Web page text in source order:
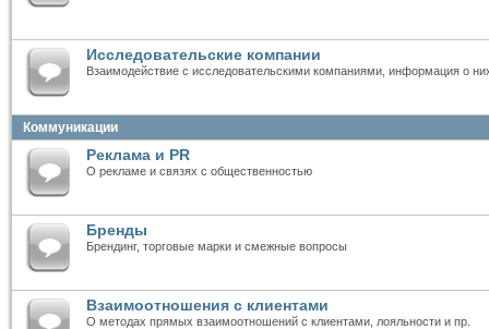
Исследовательские компании
Взаимодействие с исследовательскими компаниями, информация о
Коммуникации
Реклама и PR
О рекламе и связях с общественностью
Бренды
Брендинг, торговые марки и смежные вопросы
Взаимоотношения с клиентами
О методах прямых взаимоотношений с клиентами, лояльности и пр.